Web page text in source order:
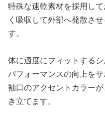
特殊な速乾素材を採用し
く吸収して外部へ発散さ
す。
体に適度にフィットするシ
パフォーマンスの向上をサ
袖口のアクセントカラー
き立てます。